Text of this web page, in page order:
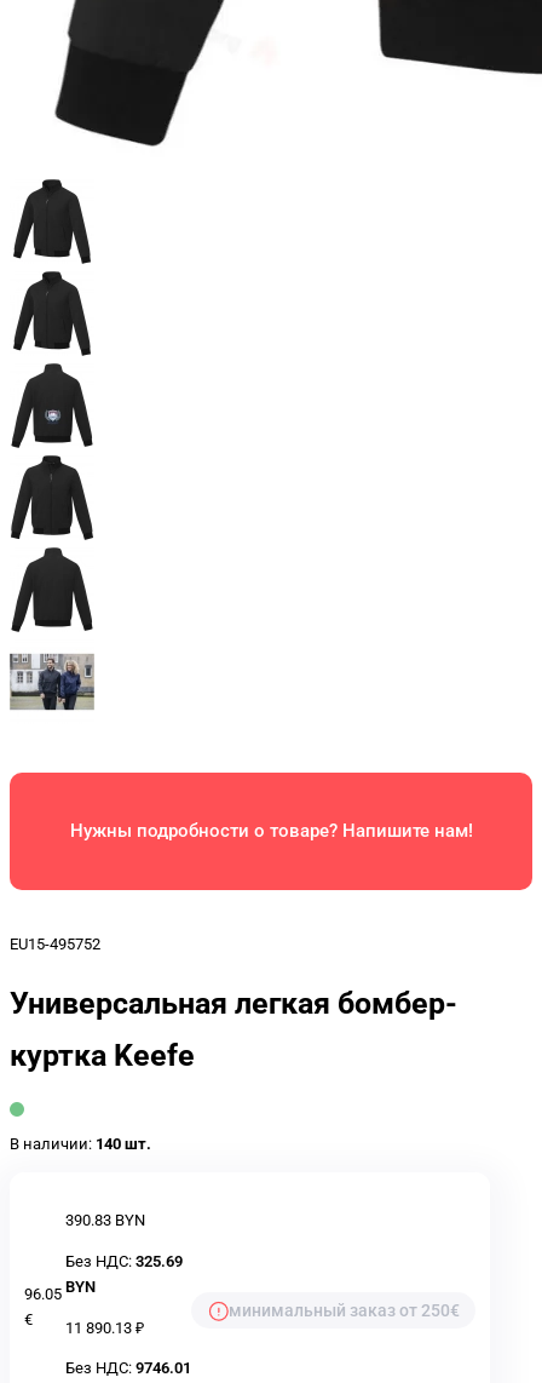
Нужны подробности о товаре? Напишите нам!
EU15-495752
Универсальная легкая бомбер-
куртка Keefe
В наличии: 140 шт.
96.05
€
390.83 BYN
Без НДС:325.69
BYN
11 890.13 ₽
Без НДС:9746.01
минимальный заказ от 250€